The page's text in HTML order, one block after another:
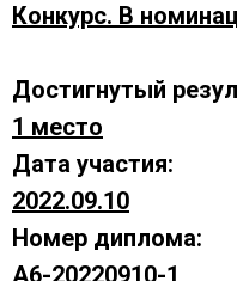
Конкурс. В
Достигнутый
1 место
Дата участия:
2022.09.10
Номер диплома:
А6-20220910-1